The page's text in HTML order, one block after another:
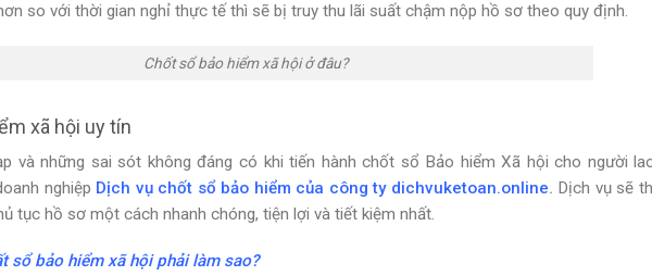
so với thời gian nghỉ thực tế thì sẽ bị truy thu lãi suất chậm nộp hồ sơ theo quy định.
Chốt sổ bảo hiểm xã hội ở đâu?
xã hội uy tín
và những sai sót không đáng có khi tiến hành chốt sổ Bảo hiểm Xã hội cho người
nghiệp Dịch vụ chốt sổ bảo hiểm của công ty dichvuketoan.online. Dịch vụ sẽ
tục hồ sơ một cách nhanh chóng, tiện lợi và tiết kiệm nhất.
sổ bảo hiểm xã hội phải làm sao?